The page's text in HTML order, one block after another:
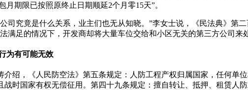
期限已按照原终止日期顺延2个月零15天”。
司究竟是什么关系，业主们也无从知晓。”李女士说，《民法典》第
满足的情况下，开发商却将大量车位交给和小区无关的第三方公司来
为有可能无效
介绍，《人民防空法》第五条规定：人防工程产权归属国家，任何
时国家有权无偿征用。第四十九条规定：擅自转让、抵押、租赁人